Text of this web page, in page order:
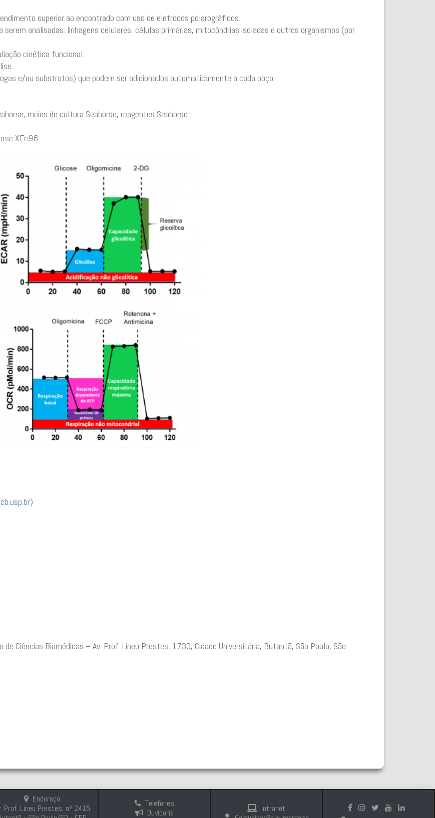
superior ao encontrado com uso de eletrodos polarográficos.
analisadas: linhagens celulares, células primárias, mitocôndrias isoladas e outros organismos (por
cinética funcional.
e/ou substratos) que podem ser adicionados automaticamente a cada poço.
meios de cultura Seahorse, reagentes Seahorse.
XFe96.
)
Ciências Biomédicas – Av. Prof. Lineu Prestes, 1730, Cidade Universitária, Butantã, São Paulo, São
Endereço
Prof. Lineu Prestes, nº 2415
Telefones
Ouvidoria
Intranet